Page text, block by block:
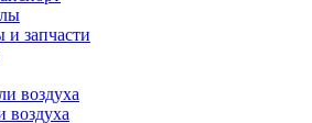
и запчасти
воздуха
воздуха